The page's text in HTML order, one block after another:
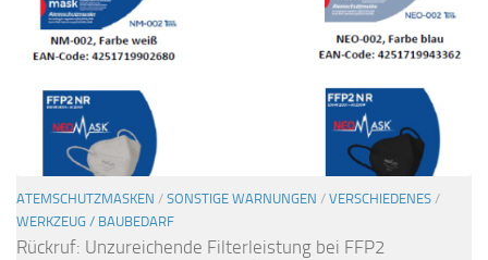
ATEMSCHUTZMASKEN / SONSTIGE WARNUNGEN / VERSCHIEDENES /
WERKZEUG / BAUBEDARF
Rückruf: Unzureichende Filterleistung bei FFP2